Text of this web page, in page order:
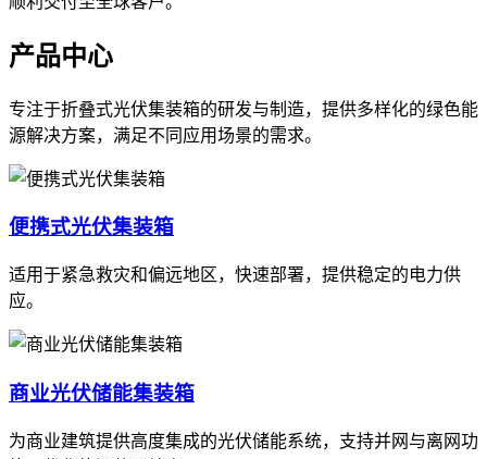
产品中心
专注于折叠式光伏集装箱的研发与制造，提供多样化的绿色能
源解决方案，满足不同应用场景的需求。
便携式光伏集装箱
适用于紧急救灾和偏远地区，快速部署，提供稳定的电力供
应。
商业光伏储能集装箱
为商业建筑提供高度集成的光伏储能系统，支持并网与离网功